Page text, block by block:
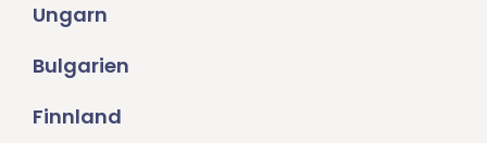
Ungarn
Bulgarien
Finnland